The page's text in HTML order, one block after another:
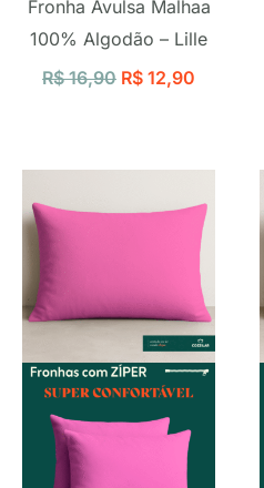
Fronha Avulsa Malhaa
100% Algodão – Lille
R$16,90 R$ 12,90
preço
atual
é:
R$ 12,90.